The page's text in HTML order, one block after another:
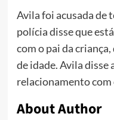
Avila foi acusada de
polícia disse que
com o pai da
de idade. Avila disse
relacionamento com
About Author